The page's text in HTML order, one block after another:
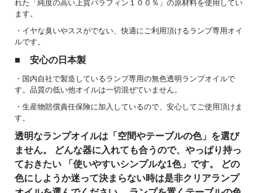
れた「純度の高い上質パラフィン１００％」の原材料を使用してい
ます。
・イヤな臭いやススがでない、快適にご利用頂けるランプ専用オイ
ルです。
■ 安心の日本製
・国内自社で製造しているランプ専用の無色透明ランプオイルで
す。品質の低い他オイルは一切混ぜていません。
・生産物賠償責任保険に加入しているので、安心してご使用頂けま
す。
透明なランプオイルは「空間やテーブルの色」を選び
ません。 どんな器に入れても合うので、やっぱり持っ
ておきたい 「使いやすいシンプルな1色」です。 どの
色にしようか迷って決まらない時は是非クリアランプ